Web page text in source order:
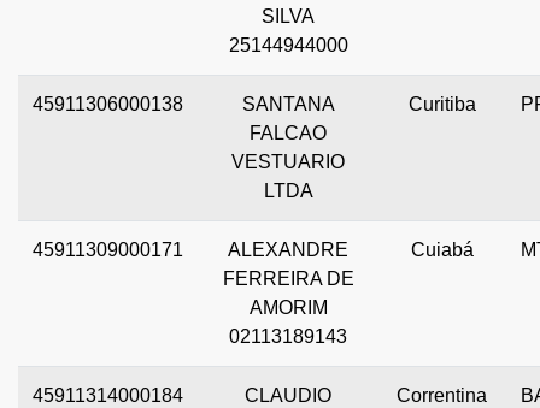
SILVA
25144944000
45911306000138
SANTANA
FALCAO
VESTUARIO
LTDA
Curitiba
45911309000171
ALEXANDRE
FERREIRA DE
AMORIM
02113189143
Cuiabá
45911314000184
CLAUDIO
Correntina